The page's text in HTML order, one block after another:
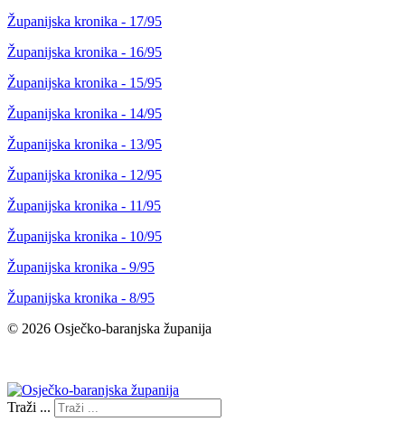
Županijska kronika - 17/95
Županijska kronika - 16/95
Županijska kronika - 15/95
Županijska kronika - 14/95
Županijska kronika - 13/95
Županijska kronika - 12/95
Županijska kronika - 11/95
Županijska kronika - 10/95
Županijska kronika - 9/95
Županijska kronika - 8/95
© 2026 Osječko-baranjska županija
Traži ...